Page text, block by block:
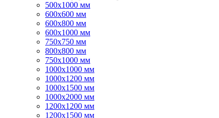
500x1000 мм
600x600 мм
600x800 мм
600x1000 мм
750x750 мм
800x800 мм
750x1000 мм
1000x1000 мм
1000x1200 мм
1000x1500 мм
1000x2000 мм
1200x1200 мм
1200x1500 мм